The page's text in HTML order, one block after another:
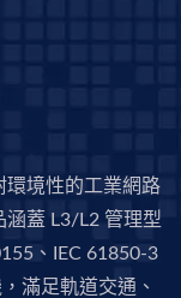
環境性的工業網路
蓋 L3/L2 管理型
、IEC 61850-3
滿足軌道交通、